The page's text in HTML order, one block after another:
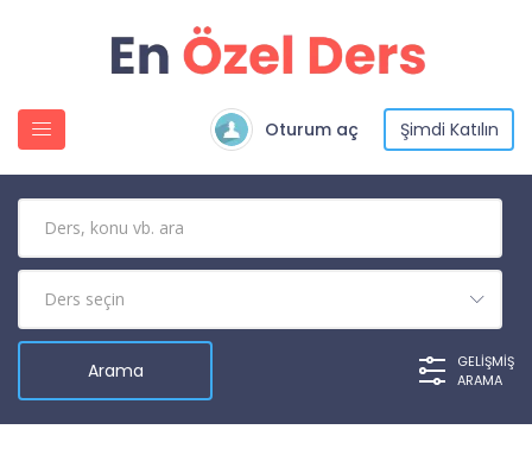
Oturum aç Şimdi Katılın
GELIŞMIŞ
ARAMA